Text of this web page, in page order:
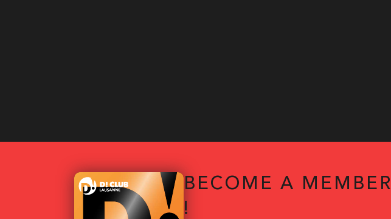
BECOME A MEMBER
!